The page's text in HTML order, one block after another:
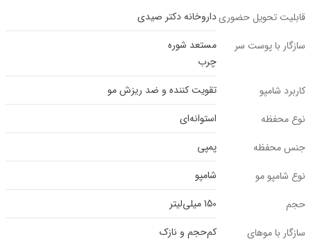
قابلیت تحویل حضوریداروخانه دکتر صیدی
سازگار با پوست سر
مستعد شوره
چرب
کاربرد شامپو
تقویت کننده و ضد ریزش مو
نوع محفظه
استوانه‌ای
جنس محفظه
پمپی
نوع شامپو مو
شامپو
حجم
150 میلی‌لیتر
سازگار با موهای
کم‌حجم و نازک